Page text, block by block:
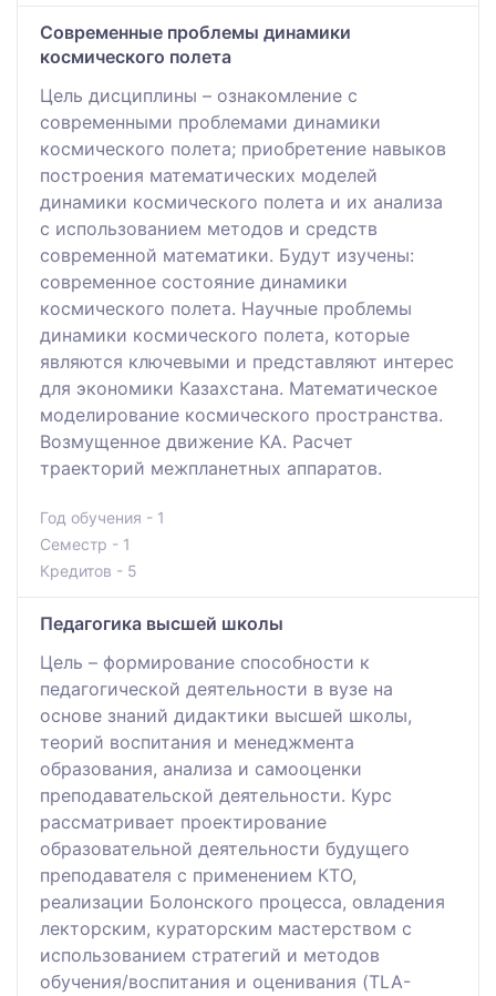
Современные проблемы динамики
космического полета
Цель дисциплины – ознакомление с
современными проблемами динамики
космического полета; приобретение навыков
построения математических моделей
динамики космического полета и их анализа
с использованием методов и средств
современной математики. Будут изучены:
современное состояние динамики
космического полета. Научные проблемы
динамики космического полета, которые
являются ключевыми и представляют интерес
для экономики Казахстана. Математическое
моделирование космического пространства.
Возмущенное движение КА. Расчет
траекторий межпланетных аппаратов.
Год обучения - 1
Семестр - 1
Кредитов - 5
Педагогика высшей школы
Цель – формирование способности к
педагогической деятельности в вузе на
основе знаний дидактики высшей школы,
теорий воспитания и менеджмента
образования, анализа и самооценки
преподавательской деятельности. Курс
рассматривает проектирование
образовательной деятельности будущего
преподавателя с применением КТО,
реализации Болонского процесса, овладения
лекторским, кураторским мастерством с
использованием стратегий и методов
обучения/воспитания и оценивания (TLA-